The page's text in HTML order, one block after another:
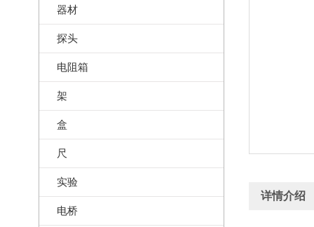
器材
探头
电阻箱
架
盒
尺
实验
电桥
详情介绍